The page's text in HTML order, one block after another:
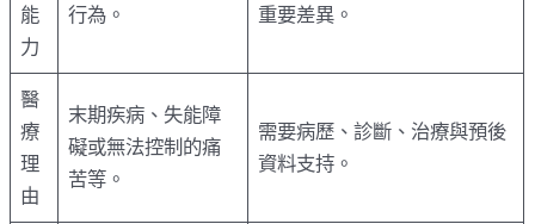
能
力
行為。
重要差異。
醫
療
理
由
末期疾病、失能障
礙或無法控制的痛
苦等。
需要病歷、診斷、治療與預後
資料支持。